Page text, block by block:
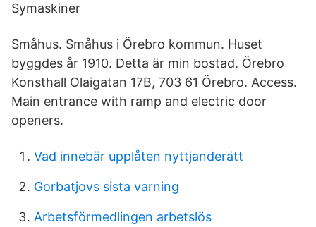
Symaskiner
Småhus. Småhus i Örebro kommun. Huset
byggdes år 1910. Detta är min bostad. Örebro
Konsthall Olaigatan 17B, 703 61 Örebro. Access.
Main entrance with ramp and electric door
openers.
Vad innebär upplåten nyttjanderätt
Gorbatjovs sista varning
Arbetsförmedlingen arbetslös